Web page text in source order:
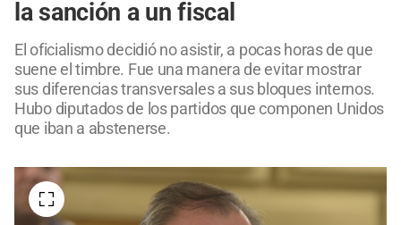
la sanción a un fiscal
El oficialismo decidió no asistir, a pocas horas de que
suene el timbre. Fue una manera de evitar mostrar
sus diferencias transversales a sus bloques internos.
Hubo diputados de los partidos que componen Unidos
que iban a abstenerse.